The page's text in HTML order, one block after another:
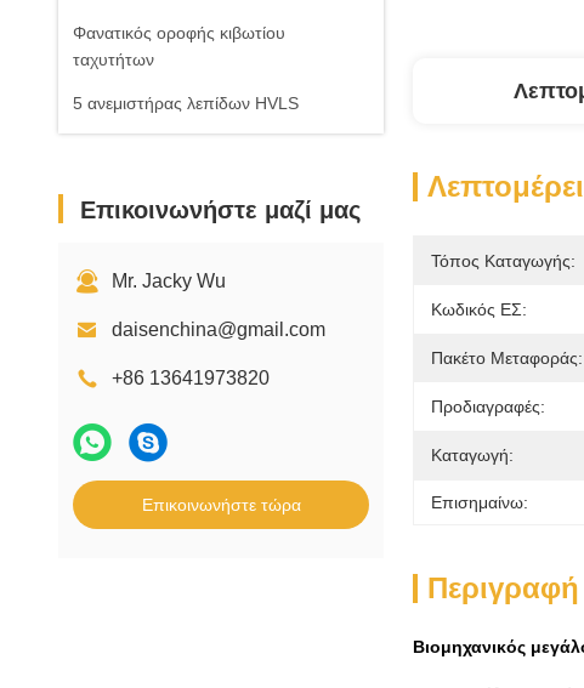
Φανατικός οροφής κιβωτίου
ταχυτήτων
5 ανεμιστήρας λεπίδων HVLS
Επικοινωνήστε μαζί μας
Mr. Jacky Wu
daisenchina@gmail.com
+86 13641973820
Επικοινωνήστε τώρα
Τόπος Καταγωγής:
Κωδικός ΕΣ:
Πακέτο Μεταφοράς:
Προδιαγραφές:
Καταγωγή:
Επισημαίνω:
Βιομηχανικός